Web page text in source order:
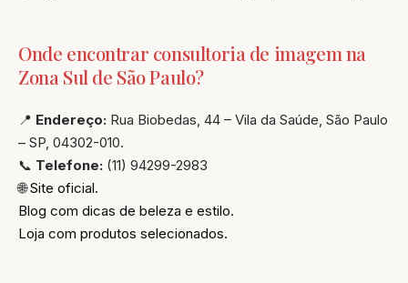
Onde encontrar consultoria de imagem na
Zona Sul de São Paulo?
📍 Endereço: Rua Biobedas, 44 – Vila da Saúde, São Paulo
– SP, 04302-010.
📞 Telefone: (11) 94299-2983
🌐Site oficial.
Blog com dicas de beleza e estilo.
Loja com produtos selecionados.